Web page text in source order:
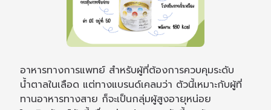
อาหารทางการแพทย์ สำหรับผู้ที่ต้องการควบคุมระดับ
น้ำตาลในเลือด แต่ทางแบรนด์เคลมว่า ตัวนี้เหมาะกับผู้ที่
ทานอาหารทางสาย ก็จะเป็นกลุ่มผู้สูงอายุหน่อย